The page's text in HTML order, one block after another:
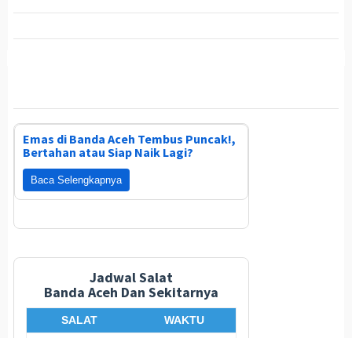
Emas di Banda Aceh Tembus Puncak!,
Bertahan atau Siap Naik Lagi?
Baca Selengkapnya
Jadwal Salat
Banda Aceh Dan Sekitarnya
SALAT
WAKTU